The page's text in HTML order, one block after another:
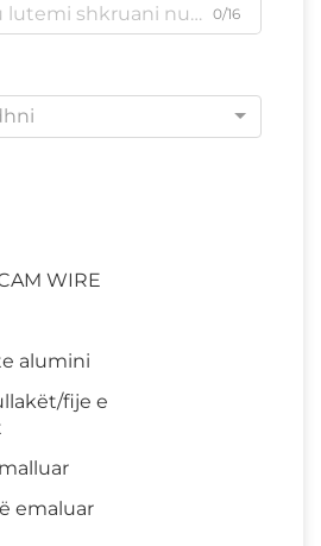
0/16
WIRE
alumini
fije e
emaluar